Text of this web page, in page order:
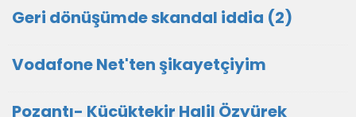
Geri dönüşümde skandal iddia (2)
Vodafone Net'ten şikayetçiyim
Pozantı- Küçüktekir Halil Özyürek